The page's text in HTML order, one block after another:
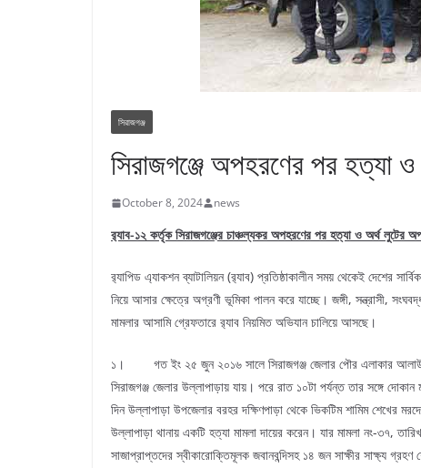
সিরাজগঞ্জ
সিরাজগঞ্জে অপহরণের পর হত্যা
October 8, 2024 news
র‌্যাব-১২ কর্তৃক সিরাজগঞ্জের চাঞ্চল্যকর অপহরণের পর হত্যা ও অর্থ লুটের
র‌্যাপিড এ্যাকশন ব্যাটালিয়ন (র‌্যাব) প্রতিষ্ঠাকালীন সময় থেকেই দেশের
নিয়ে আসার ক্ষেত্রে অগ্রণী ভূমিকা পালন করে যাচ্ছে। জঙ্গী, সন্ত্রাসী,
মামলার আসামি গ্রেফতারে র‌্যাব নিয়মিত অভিযান চালিয়ে আসছে।
১। গত ইং ২৫ জুন ২০১৬ সালে সিরাজগঞ্জ জেলার পৌর এলাকার
সিরাজগঞ্জ জেলার উল্লাপাড়ায় যায়। পরে রাত ১০টা পর্যন্ত তার সঙ্গে
দিন উল্লাপাড়া উপজেলার বরহর দক্ষিণপাড়া থেকে ভিকটিম শামিম শেখের
উল্লাপাড়া থানায় একটি হত্যা মামলা দায়ের করেন। যার মামলা নং-৩৭,
সাজাপ্রাপ্তদের স্বীকারোক্তিমূলক জবানবন্দিসহ ১৪ জন সাক্ষীর সাক্ষ্য